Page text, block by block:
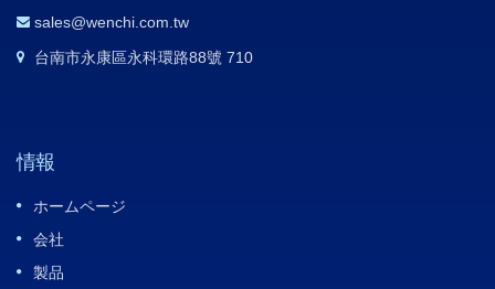
sales@wenchi.com.tw
台南市永康區永科環路88號 710
情報
ホームページ
会社
製品